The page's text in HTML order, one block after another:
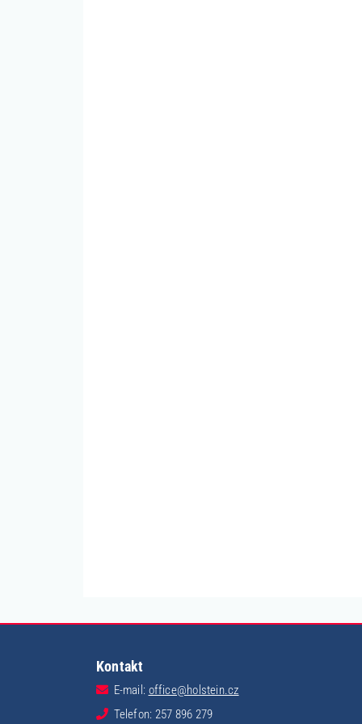
Kontakt
E-mail: office@holstein.cz
Telefon: 257 896 279